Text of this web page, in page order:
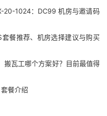
20-1024：DC99 机房与邀请码
餐推荐、机房选择建议与购买
搬瓦工哪个方案好？目前最值得
餐介绍